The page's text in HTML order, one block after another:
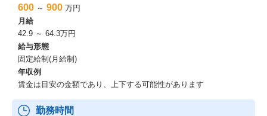
600 ～ 900 万円
月給
42.9 ～ 64.3万円
給与形態
固定給制(月給制)
年収例
賃金は目安の金額であり、上下する可能性があります
勤務時間